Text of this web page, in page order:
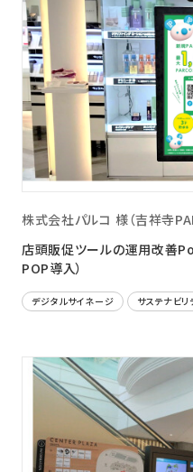
株式会社パルコ 様（吉祥寺
店頭販促ツールの運用改善
POP導入）
デジタルサイネージ サステナビリ